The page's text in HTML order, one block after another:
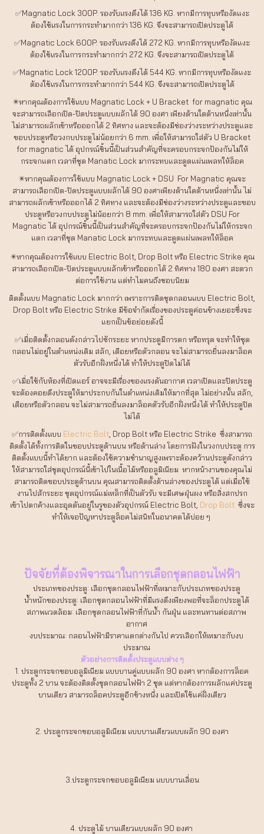
✅Magnatic Lock 300P. รองรับแรงดึงได้ 136 KG. หากมีการทุบหรืองัดแงะ
ต้องใช้แรงในการกระทำมากกว่า 136 KG. จึงจะสามารถเปิดประตูได้
✅Magnatic Lock 600P. รองรับแรงดึงได้ 272 KG. หากมีการทุบหรืองัดแงะ
ต้องใช้แรงในการกระทำมากกว่า 272 KG. จึงจะสามารถเปิดประตูได้
✅Magnatic Lock 1200P. รองรับแรงดึงได้ 544 KG. หากมีการทุบหรืองัดแงะ
ต้องใช้แรงในการกระทำมากกว่า 544 KG. จึงจะสามารถเปิดประตูได้
✴️หากคุณต้องการใช้แบบ Magnatic Lock + U Bracket for magnatic คุณ
จะสามารถเลือกเปิด-ปิดประตูแบบผลักได้ 90 องศา เพียงด้านใดด้านหนึ่งเท่านั้น
ไม่สามารถผลักเข้าหรือออกได้ 2 ทิศทาง และจะต้องมีช่องว่างระหว่างประตูและ
ขอบประตูหรือวงกบประตูไม่น้อยกว่า 6 mm. เพื่อให้สามารถใส่ตัว U Bracket
for magnatic ได้ อุปกรณ์ชิ้นนี้เป็นส่วนสำคัญที่จะครอบกระจกป้องกันไม่ให้
กระจกแตก เวลาที่ชุด Manatic Lock มากระทบและดูดแผ่นเพลทให้ล็อค
✴️หากคุณต้องการใช้แบบ Magnatic Lock + DSU For Magnatic คุณจะ
สามารถเลือกเปิด-ปิดประตูแบบผลักได้ 90 องศาเพียงด้านใดด้านหนึ่งเท่านั้น ไม่
สามารถผลักเข้าหรือออกได้ 2 ทิศทาง และจะต้องมีช่องว่างระหว่างประตูและขอบ
ประตูหรือวงกบประตูไม่น้อยกว่า 8 mm. เพื่อให้สามารถใส่ตัว DSU For
Magnatic ได้ อุปกรณ์ชิ้นนี้เป็นส่วนสำคัญที่จะครอบกระจกป้องกันไม่ให้กระจก
แตก เวลาที่ชุด Manatic Lock มากระทบและดูดแผ่นเพลทให้ล็อค
✴️หากคุณต้องการใช้แบบ Electric Bolt, Drop Bolt หรือ Electric Strike คุณ
สามารถเลือกเปิด-ปิดประตูแบบผลักเข้าหรือออกได้ 2 ทิศทาง 180 องศา สะดวก
ต่อการใช้งาน แต่ทำไมคนถึงชอบนิยม
ติดตั้งแบบ Magnatic Lock มากกว่า เพราะการติดชุดกลอนแบบ Electric Bolt,
Drop Bolt หรือ Electric Strike มีข้อจำกัดเรื่องของประตูค่อนข้างเยอะซึ่งจะ
แยกเป็นข้อย่อยดังนี้
✅เมื่อติดตั้งกลอนดังกล่าวไปซักระยะ หากประตูมีการตก หรือทรุด จะทำให้ชุด
กลอนไม่อยู่ในตำแหน่งเดิม สลัก, เดือยหรือตัวกลอน จะไม่สามารถยื่นลงมาล็อค
ตัวรับอีกฝั่งหนึ่งได้ ทำให้ประตูปิดไม่ได้
✅เมื่อใช้กับห้องที่เปิดแอร์ อาจจะมีเรื่องของแรงดันอากาศ เวลาเปิดและปิดประตู
จะต้องคอยดึงประตูให้มาประกบกันในตำแหน่งเดิมให้มากที่สุด ไม่อย่างนั้น สลัก,
เดือยหรือตัวกลอน จะไม่สามารถยื่นลงมาล็อคตัวรับอีกฝั่งหนึ่งได้ ทำให้ประตูปิด
ไม่ได้
✅การติดตั้งแบบ Electric Bolt, Drop Bolt หรือ Electric Strike ซึ่งสามารถ
ติดตั้งได้ทั้งการติดในขอบประตูด้านบน หรือด้านล่าง โดยการฝังในวงกบประตู การ
ติดตั้งแบบนี้ทำได้ยาก และต้องใช้ความชำนาญสูงเพราะต้องคว้านประตูดังกล่าว
ให้สามารถใส่ชุดอุปกรณ์นี้เข้าไปในเนื้อไม้หรืออลูมิเนียม หากหน้างานของคุณไม่
สามารถติดขอบประตูด้านบน คุณสามารถติดตั้งด้านล่างของประตูได้ แต่เมื่อใช้
งานไปสักระยะ ชุดอุปกรณ์แม่เหล็กที่เป็นตัวรับ จะมีเศษฝุ่นผง หรือสิ่งสกปรก
เข้าไปตกค้างและอุดตันอยู่ในรูของตัวอุปกรณ์ Electric Bolt, Drop Bolt ซึ่งจะ
ทำให้เจอปัญหาประตูล็อคไม่สนิทในอนาคตได้บ่อย ๆ
ปัจจัยที่ต้องพิจารณาในการเลือกชุดกลอนไฟฟ้า
ประเภทของประตู: เลือกชุดกลอนไฟฟ้าที่เหมาะกับประเภทของประตู
น้ำหนักของประตู: เลือกชุดกลอนไฟฟ้าที่มีแรงดึงเพียงพอที่จะล็อกประตูได้
สภาพแวดล้อม: เลือกชุดกลอนไฟฟ้าที่กันน้ำ กันฝุ่น และทนทานต่อสภาพ
อากาศ
งบประมาณ: กลอนไฟฟ้ามีราคาแตกต่างกันไป ควรเลือกให้เหมาะกับงบ
ประมาณ
ตัวอย่างการติดตั้งประตูแบบต่าง ๆ
1. ประตูกระจกขอบอลูมิเนียม แบบบานคู่แบบผลัก 90 องศา หากต้องการล็อค
ประตูทั้ง 2 บาน จะต้องติดตั้งชุดกลอนไฟฟ้า 2 ชุด แต่หากต้องการผลักแค่ประตู
บานเดียว สามารถล็อคประตูอีกข้างหนึ่ง และเปิดใช้แค่ฝั่งเดียว
2. ประตูกระจกขอบอลูมิเนียม แบบบานเดียวแบบผลัก 90 องศา
3.ประตูกระจกขอบอลูมิเนียม แบบบานเลื่อน
4. ประตูไม้ บานเดียวแบบผลัก 90 องศา